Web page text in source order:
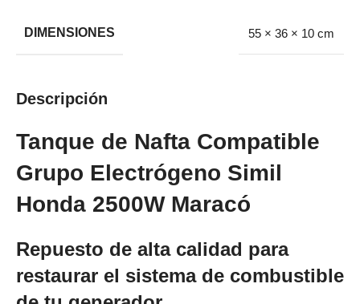
DIMENSIONES 55 × 36 × 10 cm
Descripción
Tanque de Nafta Compatible
Grupo Electrógeno Simil
Honda 2500W Maracó
Repuesto de alta calidad para
restaurar el sistema de combustible